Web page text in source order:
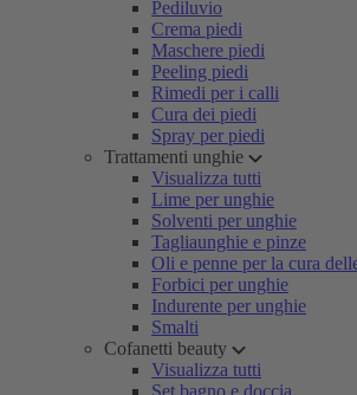
Pediluvio
Crema piedi
Maschere piedi
Peeling piedi
Rimedi per i calli
Cura dei piedi
Spray per piedi
Trattamenti unghie
Visualizza tutti
Lime per unghie
Solventi per unghie
Tagliaunghie e pinze
Oli e penne per la cura
Forbici per unghie
Indurente per unghie
Smalti
Cofanetti beauty
Visualizza tutti
Set bagno e doccia